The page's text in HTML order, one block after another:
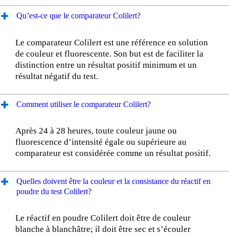
Qu’est-ce que le comparateur Colilert?
Le comparateur Colilert est une référence en solution
de couleur et fluorescente. Son but est de faciliter la
distinction entre un résultat positif minimum et un
résultat négatif du test.
Comment utiliser le comparateur Colilert?
Après 24 à 28 heures, toute couleur jaune ou
fluorescence d’intensité égale ou supérieure au
comparateur est considérée comme un résultat positif.
Quelles doivent être la couleur et la consistance du réactif en
poudre du test Colilert?
Le réactif en poudre Colilert doit être de couleur
blanche à blanchâtre; il doit être sec et s’écouler